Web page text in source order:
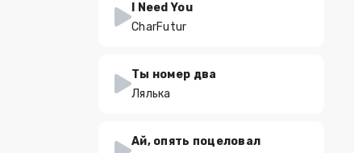
I Need You
CharFutur
Ты номер два
Лялька
Ай, опять поцеловал